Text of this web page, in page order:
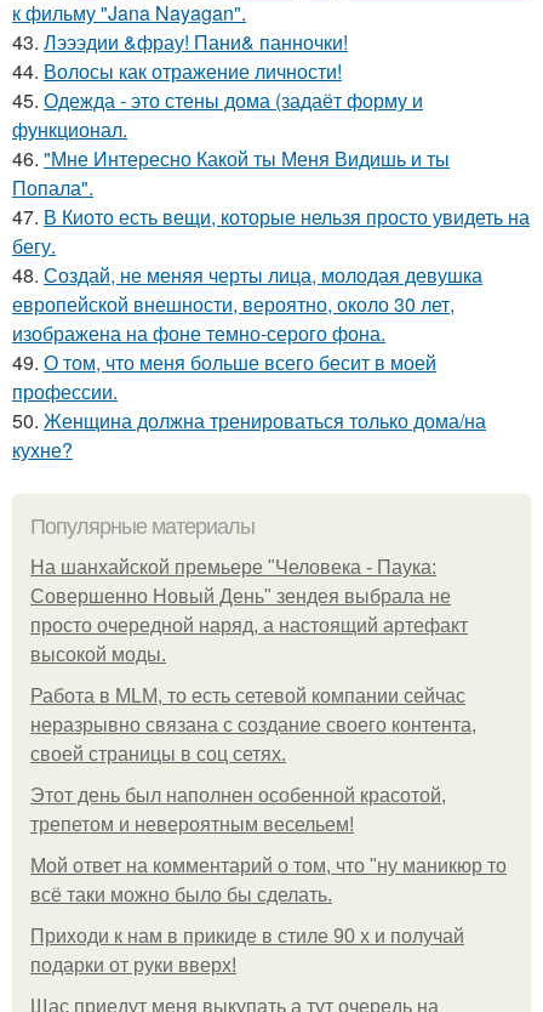
к фильму "Jana Nayagan".
43. Лэээдии &фрау! Пани& панночки!
44. Волосы как отражение личности!
45. Одежда - это стены дома (задаёт форму и
функционал.
46. "Мне Интересно Какой ты Меня Видишь и ты
Попала".
47. В Киото есть вещи, которые нельзя просто увидеть на
бегу.
48. Создай, не меняя черты лица, молодая девушка
европейской внешности, вероятно, около 30 лет,
изображена на фоне темно-серого фона.
49. О том, что меня больше всего бесит в моей
профессии.
50. Женщина должна тренироваться только дома/на
кухне?
Популярные материалы
На шанхайской премьере "Человека - Паука:
Совершенно Новый День" зендея выбрала не
просто очередной наряд, а настоящий артефакт
высокой моды.
Работа в MLM, то есть сетевой компании сейчас
неразрывно связана с создание своего контента,
своей страницы в соц сетях.
Этот день был наполнен особенной красотой,
трепетом и невероятным весельем!
Мой ответ на комментарий о том, что "ну маникюр то
всё таки можно было бы сделать.
Приходи к нам в прикиде в стиле 90 х и получай
подарки от руки вверх!
Щас приедут меня выкупать а тут очередь на